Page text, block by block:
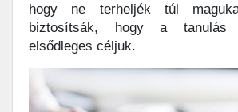
hogy ne terheljék túl
biztosítsák, hogy a tanulás
elsődleges céljuk.